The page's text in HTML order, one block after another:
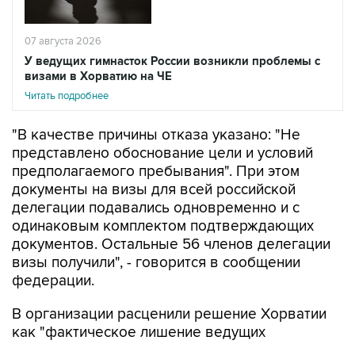
07 августа 2026
У ведущих гимнасток России возникли проблемы с
визами в Хорватию на ЧЕ
Читать подробнее
"В качестве причины отказа указано: "Не
предполагаемого пребывания". При этом
документы на визы для всей российской
делегации подавались одновременно и с
одинаковым комплектом подтверждающих
документов. Остальные 56 членов делегации
визы получили", - говорится в сообщении
федерации.
В организации расценили решение Хорватии
российских спортсменок возможности
выступить на квалификационном турнире" и